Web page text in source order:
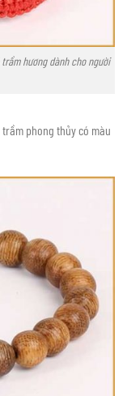
hương dành cho người
phong thủy có màu